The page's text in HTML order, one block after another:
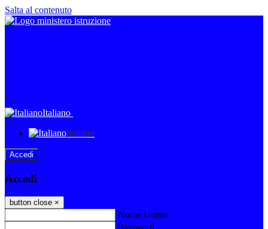
Salta al contenuto
Italiano
Italiano
Accedi
Accedi
button close ×
Nome Utente